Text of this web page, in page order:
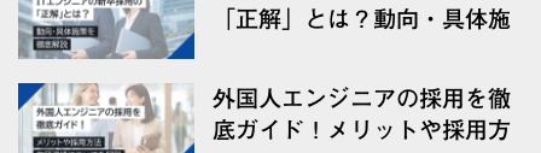
「正解」とは？動向・具体施
外国人エンジニアの採用を徹
底ガイド！メリットや採用方